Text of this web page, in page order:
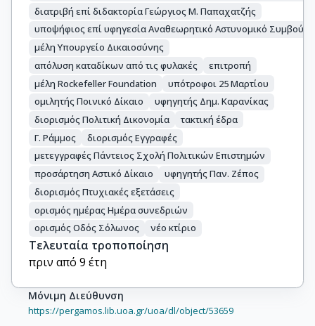
διατριβή επί διδακτορία Γεώργιος Μ. Παπαχατζής
υποψήφιος επί υφηγεσία Αναθεωρητικό Αστυνομικό
μέλη Υπουργείο Δικαιοσύνης
απόλυση καταδίκων από τις φυλακές
επιτροπή
μέλη Rockefeller Foundation
υπότροφοι 25 Μαρτίου
ομιλητής Ποινικό Δίκαιο
υφηγητής Δημ. Καρανίκας
διορισμός Πολιτική Δικονομία
τακτική έδρα
Γ. Ράμμος
διορισμός Εγγραφές
μετεγγραφές Πάντειος Σχολή Πολιτικών Επιστημών
προσάρτηση Αστικό Δίκαιο
υφηγητής Παν. Ζέπος
διορισμός Πτυχιακές εξετάσεις
ορισμός ημέρας Ημέρα συνεδριών
ορισμός Οδός Σόλωνος
νέο κτίριο
Τελευταία τροποποίηση
πριν από 9 έτη
Μόνιμη Διεύθυνση
https://pergamos.lib.uoa.gr/uoa/dl/object/53659